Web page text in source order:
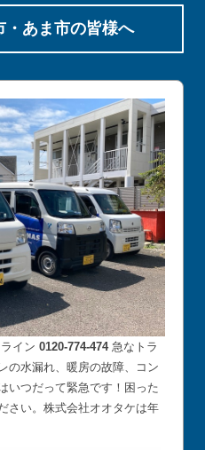
・あま市の皆様へ
イン 0120-774-474急なトラ
の水漏れ、暖房の故障、コン
いつだって緊急です！困った
さい。株式会社オオタケは年